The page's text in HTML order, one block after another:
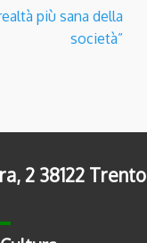
più sana della
società”
2 38122 Trento